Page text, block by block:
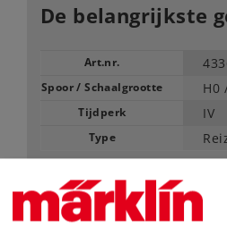
De belangrijkste
Art.nr.
Spoor / Schaalgrootte H0
Tijdperk IV
Type
69,99 € Adviesprijs